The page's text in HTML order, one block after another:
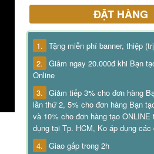
ĐẶT HÀNG
1. Tặng miễn phí banner, thiệp
2. Giảm ngay 20.000đ khi Bạn
Online
3. Giảm tiếp 3% cho đơn hàng
lần thứ 2, 5% cho đơn hàng Bạn
và 10% cho đơn hàng tạo ONLINE
dụng tại Tp. HCM, Ko áp dụng các
4. Giao gấp trong 2h